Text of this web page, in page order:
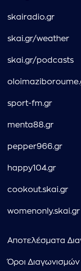
skairadio.gr
skai.gr/weather
skai.gr/podcasts
sport-fm.gr
menta88.gr
pepper966.gr
happy104.gr
cookout.skai.gr
womenonly.skai.gr
Αποτελέσματα
Όροι Διαγωνισμών